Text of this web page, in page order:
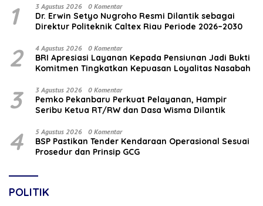
1 3 Agustus 2026 0 Komentar
‎Dr. Erwin Setyo Nugroho Resmi Dilantik sebagai
Direktur Politeknik Caltex Riau Periode 2026–2030
2 4 Agustus 2026 0 Komentar
BRI Apresiasi Layanan Kepada Pensiunan Jadi Bukti
Komitmen Tingkatkan Kepuasan Loyalitas Nasabah
3 3 Agustus 2026 0 Komentar
Pemko Pekanbaru Perkuat Pelayanan, Hampir
Seribu Ketua RT/RW dan Dasa Wisma Dilantik
4 5 Agustus 2026 0 Komentar
BSP Pastikan Tender Kendaraan Operasional Sesuai
Prosedur dan Prinsip GCG
POLITIK